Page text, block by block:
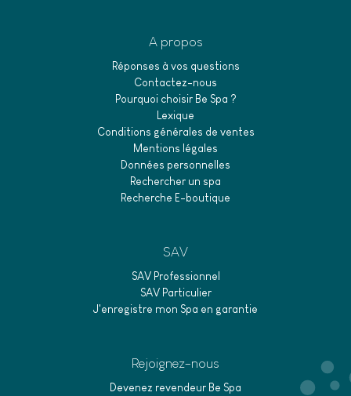
A propos
Réponses à vos questions
Contactez-nous
Pourquoi choisir Be Spa ?
Lexique
Conditions générales de ventes
Mentions légales
Données personnelles
Rechercher un spa
Recherche E-boutique
SAV
SAV Professionnel
SAV Particulier
J'enregistre mon Spa en garantie
Rejoignez-nous
Devenez revendeur Be Spa